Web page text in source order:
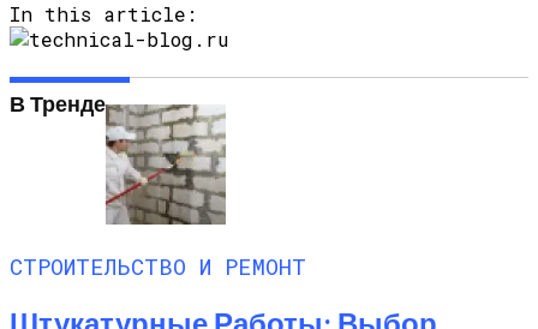
In this article:
В Тренде
СТРОИТЕЛЬСТВО И РЕМОНТ